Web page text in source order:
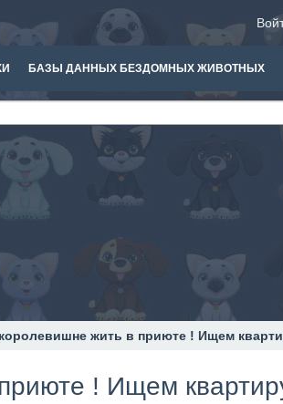
БАЗЫ ДАННЫХ БЕЗДОМНЫХ ЖИВОТНЫХ
жить в приюте ! Ищем
! Ищем